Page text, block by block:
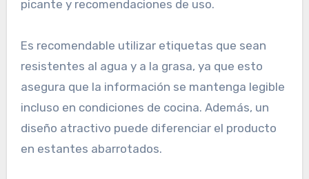
por ejemplo, son populares por su capacidad de
preservar el sabor y la frescura, mientras que los
envases de plástico son ligeros y resistentes. El
etiquetado debe incluir ingredientes, niveles de
picante y recomendaciones de uso.